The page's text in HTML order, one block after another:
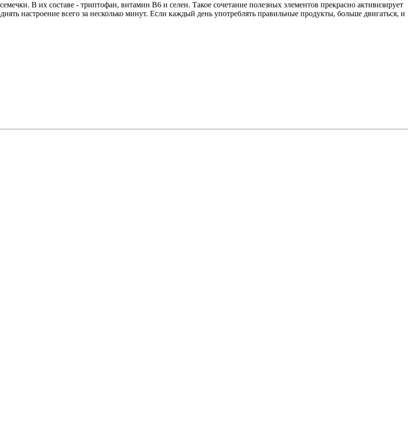
В их составе - триптофан, витамин В6 и селен. Такое сочетание полезных элементов прекрасно активизирует
настроение всего за несколько минут. Если каждый день употреблять правильные продукты, больше двигаться, и